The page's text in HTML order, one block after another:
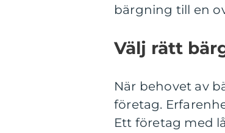
bärgning till en
Välj rätt
När behovet av
företag.
Ett företag med